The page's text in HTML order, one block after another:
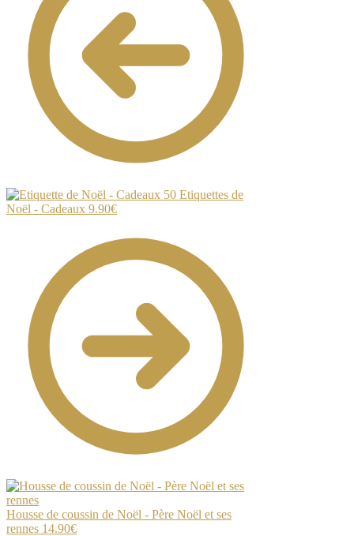
50 Etiquettes de
Noël - Cadeaux 9.90€
Housse de coussin de Noël - Père Noël et ses
rennes 14.90€